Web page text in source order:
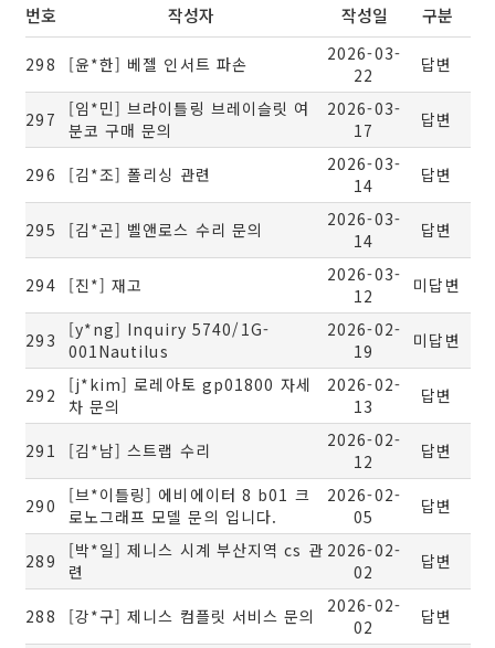
번호 작성자 작성일 구분
298 [윤*한] 베젤 인서트 파손
2026-03-
22
답변
297
[임*민] 브라이틀링 브레이슬릿 여
분코 구매 문의
2026-03-
17
답변
296 [김*조] 폴리싱 관련
2026-03-
14
답변
295 [김*곤] 벨앤로스 수리 문의
2026-03-
14
답변
294 [진*] 재고
2026-03-
12
미답변
293
[y*ng] Inquiry 5740/1G-
001Nautilus
2026-02-
19
미답변
292
[j*kim] 로레아토 gp01800 자세
차 문의
2026-02-
13
답변
291 [김*남] 스트랩 수리
2026-02-
12
답변
290
[브*이틀링] 에비에이터 8 b01 크
로노그래프 모델 문의 입니다.
2026-02-
05
답변
289
[박*일] 제니스 시계 부산지역 cs 관
련
2026-02-
02
답변
288 [강*구] 제니스 컴플릿 서비스 문의
2026-02-
02
답변